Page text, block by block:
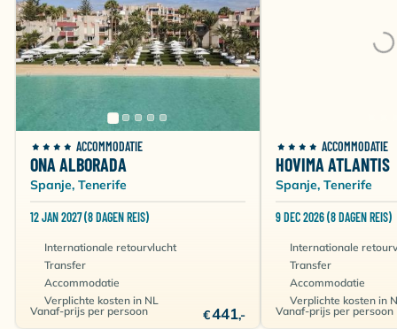
ACCOMMODATIE
ONA ALBORADA
Spanje, Tenerife
12 JAN 2027 (8 DAGEN REIS)
Internationale retourvlucht
Transfer
Accommodatie
Verplichte kosten in NL
Vanaf-prijs per persoon
€441,-
ACCOMMODATIE
HOVIMA ATLANTIS
Spanje, Tenerife
9 DEC 2026 (8 DAGEN REIS)
Internationale
Transfer
Accommodatie
Verplichte kosten in
Vanaf-prijs per persoon